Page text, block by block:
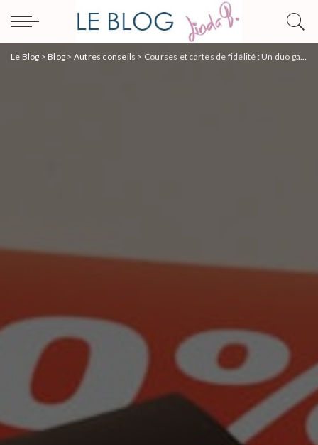
Le Blog > Blog > Autres conseils > Courses et cartes de fidélité : Un duo gagnant